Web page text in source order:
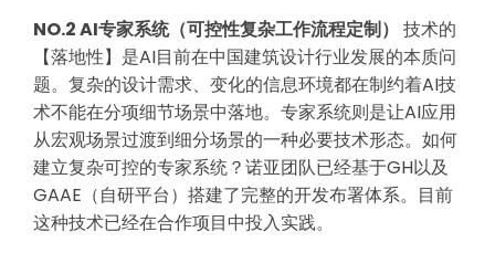
NO.2 AI专家系统（可控性复杂工作流程定制） 技术的
【落地性】是AI目前在中国建筑设计行业发展的本质问
题。复杂的设计需求、变化的信息环境都在制约着AI技
术不能在分项细节场景中落地。专家系统则是让AI应用
从宏观场景过渡到细分场景的一种必要技术形态。如何
建立复杂可控的专家系统？诺亚团队已经基于GH以及
GAAE（自研平台）搭建了完整的开发布署体系。目前
这种技术已经在合作项目中投入实践。